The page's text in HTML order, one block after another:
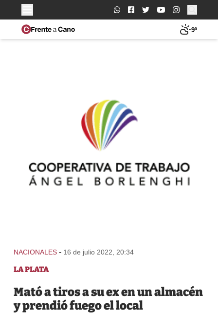
Buscar:
9º
NACIONALES - 16 de julio 2022, 20:34
LA PLATA
Mató a tiros a su ex en un almacén
y prendió fuego el local